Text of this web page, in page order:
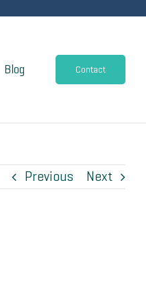
Blog Contact
Previous Next